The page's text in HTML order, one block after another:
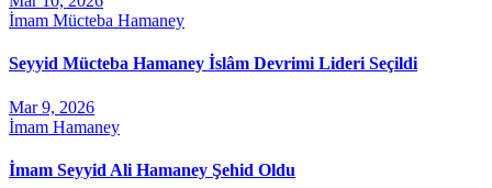
İmam Mücteba Hamaney
Seyyid Mücteba Hamaney İslâm Devrimi Lideri Seçildi
Mar 9, 2026
İmam Hamaney
İmam Seyyid Ali Hamaney Şehid Oldu